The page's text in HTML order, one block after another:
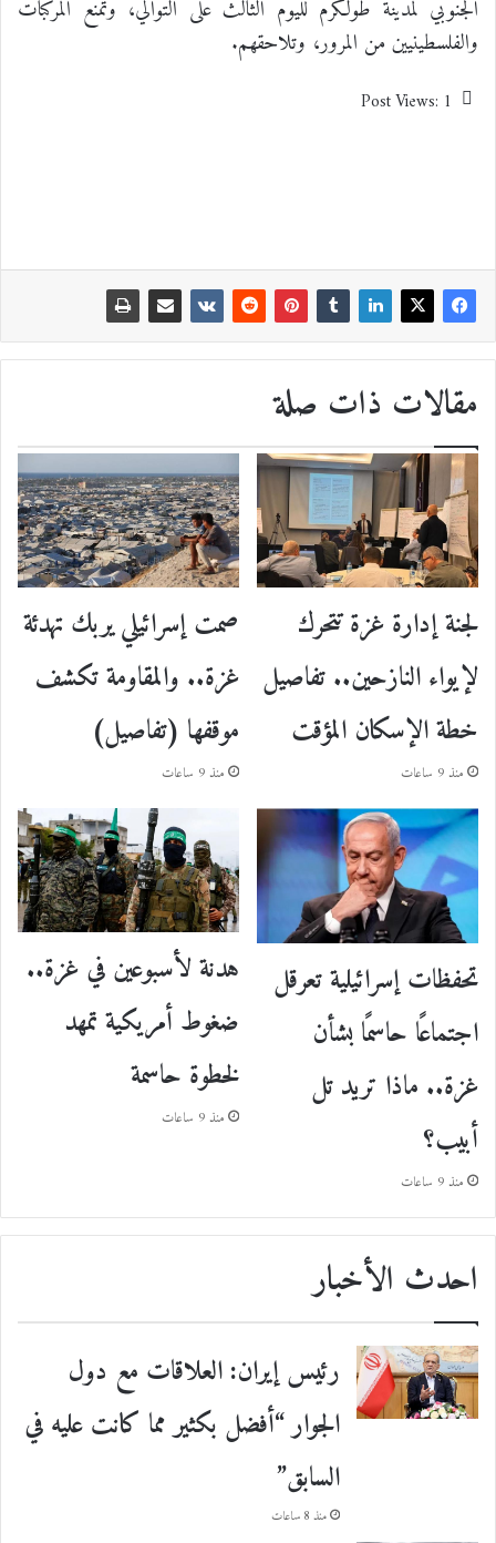
الجنوبي لمدينة طولكرم لليوم الثالث على التوالي، وتمنع المركبات
والفلسطينيين من المرور، وتلاحقهم.
Post Views: 1
مقالات ذات صلة
لجنة إدارة غزة تتحرك
لإيواء النازحين.. تفاصيل
خطة الإسكان المؤقت
منذ 9 ساعات
صمت إسرائيلي يربك تهدئة
غزة.. والمقاومة تكشف
موقفها (تفاصيل)
منذ 9 ساعات
تحفظات إسرائيلية تعرقل
اجتماعًا حاسمًا بشأن
غزة.. ماذا تريد تل
أبيب؟
منذ 9 ساعات
هدنة لأسبوعين في غزة..
ضغوط أمريكية تمهد
لخطوة حاسمة
منذ 9 ساعات
احدث الأخبار
رئيس إيران: العلاقات مع دول
الجوار “أفضل بكثير مما كانت عليه في
السابق”
منذ 8 ساعات